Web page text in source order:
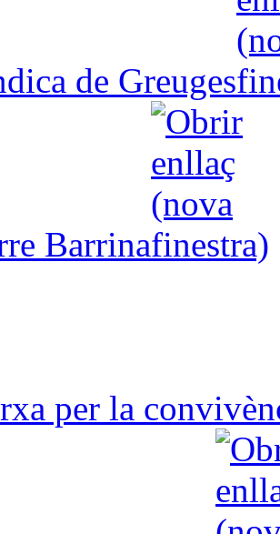
de Greuges
Barrina
per la